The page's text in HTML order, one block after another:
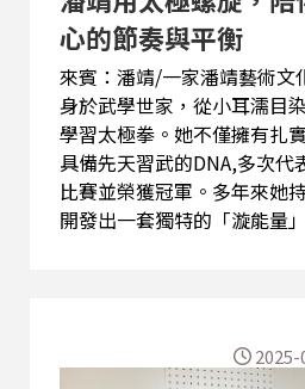
心的節奏與平衡
來賓：潘靖/一家潘靖藝術文化創辨人
身於武學世家，從小耳濡目
學習太極拳。她不僅擁有扎
具備先天習武的DNA,多次代
比賽並榮獲冠軍。多年來她
開發出一套獨特的「漩能量
悟到太極不只是招式與套路
本身，感受內在的節奏與流